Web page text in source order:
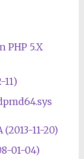
PHP 5.X
11)
(2013-11-20)
01-04)